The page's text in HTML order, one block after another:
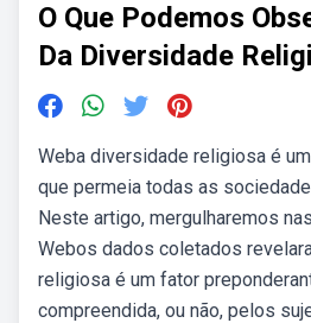
O Que Podemos
Da Diversidade
Weba diversidade religiosa é
que permeia todas as
Neste artigo, mergulharemos
Webos dados coletados
religiosa é um fator
compreendida, ou não, pelos